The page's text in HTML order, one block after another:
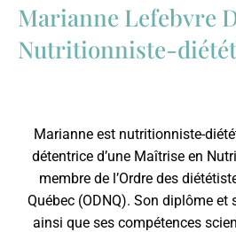
Marianne Lefebvre
Nutritionniste-
Marianne est nutritionniste-
détentrice d’une Maîtrise en
membre de l’Ordre des
Québec (ODNQ). Son diplôme et
ainsi que ses compétences